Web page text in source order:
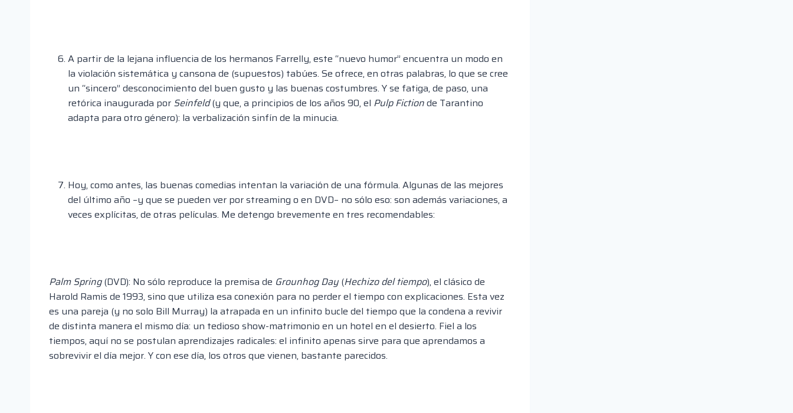
A partir de la lejana influencia de los hermanos Farrelly, este “nuevo humor” encuentra un modo en
la violación sistemática y cansona de (supuestos) tabúes. Se ofrece, en otras palabras, lo que se cree
un “sincero” desconocimiento del buen gusto y las buenas costumbres. Y se fatiga, de paso, una
retórica inaugurada por Seinfeld(y que, a principios de los años 90, el Pulp Fictionde Tarantino
adapta para otro género): la verbalización sinfín de la minucia.
Hoy, como antes, las buenas comedias intentan la variación de una fórmula. Algunas de las mejores
del último año –y que se pueden ver por streaming o en DVD– no sólo eso: son además variaciones, a
veces explícitas, de otras películas. Me detengo brevemente en tres recomendables:
Palm Spring(DVD): No sólo reproduce la premisa de Grounhog Day (Hechizo del tiempo), el clásico de
Harold Ramis de 1993, sino que utiliza esa conexión para no perder el tiempo con explicaciones. Esta vez
es una pareja (y no solo Bill Murray) la atrapada en un infinito bucle del tiempo que la condena a revivir
de distinta manera el mismo día: un tedioso show-matrimonio en un hotel en el desierto. Fiel a los
tiempos, aquí no se postulan aprendizajes radicales: el infinito apenas sirve para que aprendamos a
sobrevivir el día mejor. Y con ese día, los otros que vienen, bastante parecidos.